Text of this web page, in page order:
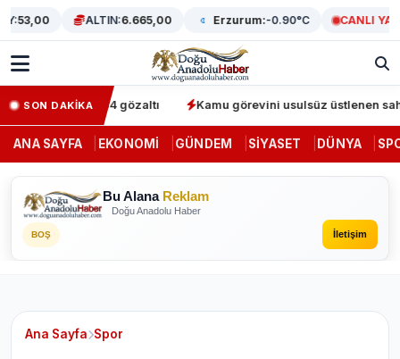
ALTIN:6.665,00 Erzurum:-0.90°C CANLI YAYIN
SON DAKİKA64 gözaltı Kamu görevini usulsüz üstlenen sahte
ANA SAYFA EKONOMI GÜNDEM SIYASET DÜNYA
Bu Alana Reklam
Doğu Anadolu Haber
BOŞ İletişim
Ana Sayfa Spor